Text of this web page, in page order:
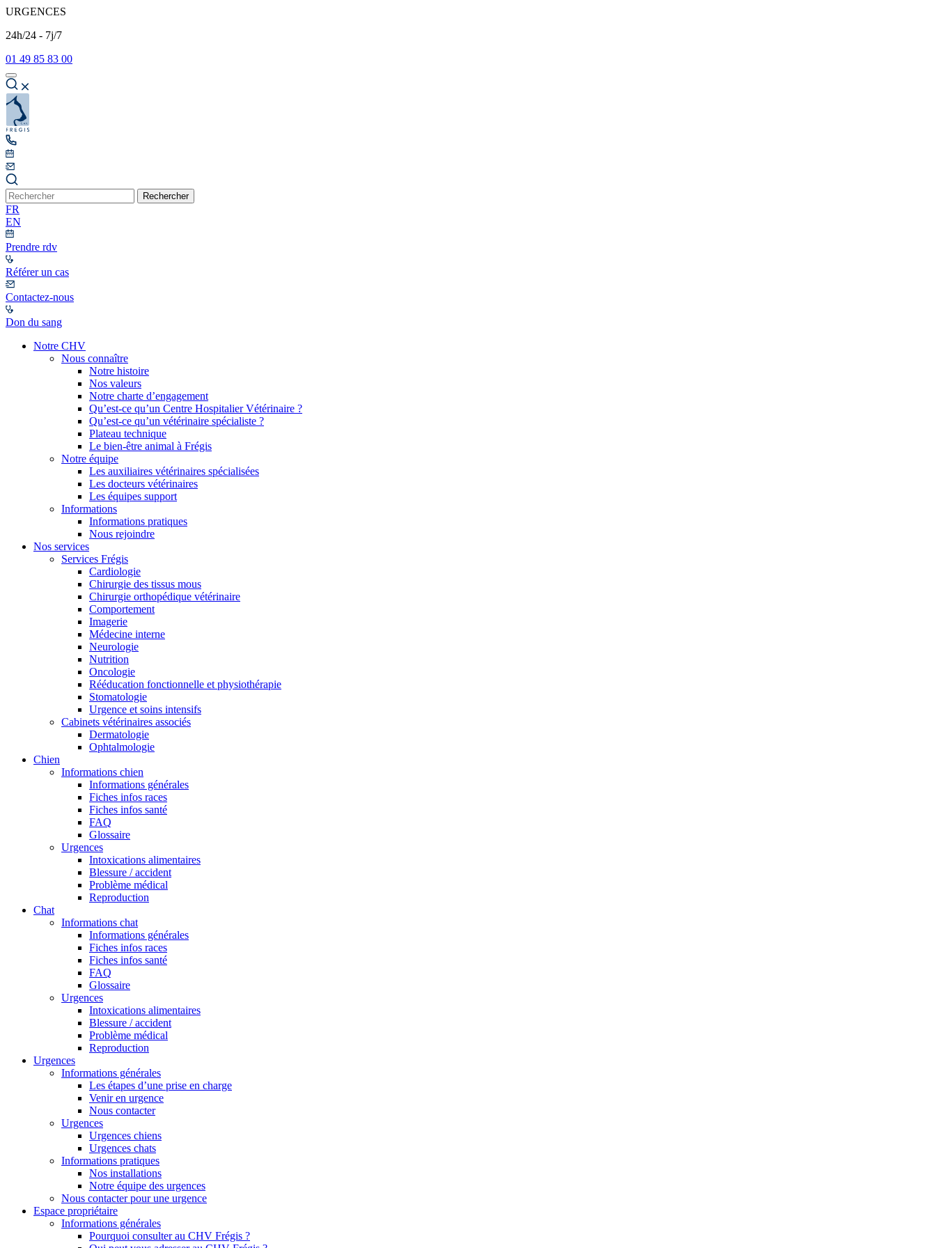
URGENCES
24h/24 - 7j/7
01 49 85 83 00
Rechercher
FR
EN
Prendre rdv
Référer un cas
Contactez-nous
Don du sang
Notre CHV
Nous connaître
Notre histoire
Nos valeurs
Notre charte d’engagement
Qu’est-ce qu’un Centre Hospitalier Vétérinaire ?
Qu’est-ce qu’un vétérinaire spécialiste ?
Plateau technique
Le bien-être animal à Frégis
Notre équipe
Les auxiliaires vétérinaires spécialisées
Les docteurs vétérinaires
Les équipes support
Informations
Informations pratiques
Nous rejoindre
Nos services
Services Frégis
Cardiologie
Chirurgie des tissus mous
Chirurgie orthopédique vétérinaire
Comportement
Imagerie
Médecine interne
Neurologie
Nutrition
Oncologie
Rééducation fonctionnelle et physiothérapie
Stomatologie
Urgence et soins intensifs
Cabinets vétérinaires associés
Dermatologie
Ophtalmologie
Chien
Informations chien
Informations générales
Fiches infos races
Fiches infos santé
FAQ
Glossaire
Urgences
Intoxications alimentaires
Blessure / accident
Problème médical
Reproduction
Chat
Informations chat
Informations générales
Fiches infos races
Fiches infos santé
FAQ
Glossaire
Urgences
Intoxications alimentaires
Blessure / accident
Problème médical
Reproduction
Urgences
Informations générales
Les étapes d’une prise en charge
Venir en urgence
Nous contacter
Urgences
Urgences chiens
Urgences chats
Informations pratiques
Nos installations
Notre équipe des urgences
Nous contacter pour une urgence
Espace propriétaire
Informations générales
Pourquoi consulter au CHV Frégis ?